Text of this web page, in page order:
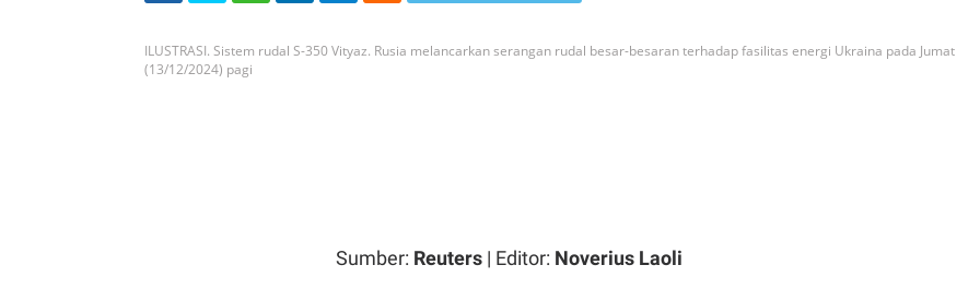
ILUSTRASI. Sistem rudal S-350 Vityaz. Rusia melancarkan serangan rudal besar-besaran terhadap fasilitas energi Ukraina pada Jumat
(13/12/2024) pagi
Sumber: Reuters | Editor: Noverius Laoli